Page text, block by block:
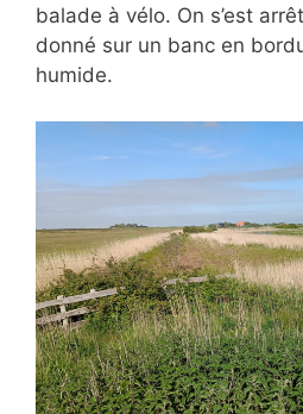
balade à vélo. On s’est
donné sur un banc en
humide.